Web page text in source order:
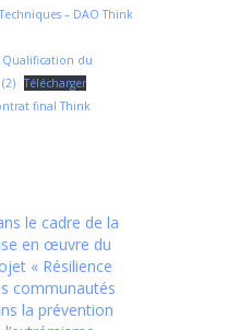
– DAO Think
du
Télécharger
final Think
le cadre de la
en œuvre du
« Résilience
communautés
la prévention